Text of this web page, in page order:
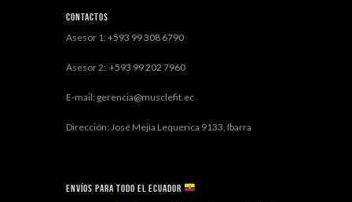
Contactos
Asesor 1: +593 99 308 6790
Asesor 2: +593 99 202 7960
E-mail: gerencia@musclefit.ec
Dirección: José Mejía Lequerica 9133, Ibarra
Envíos para todo el ECUADOR